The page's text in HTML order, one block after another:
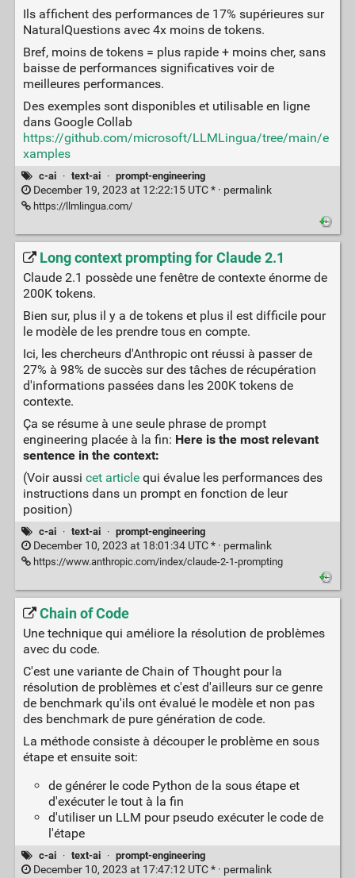
Ils affichent des performances de 17% supérieures sur
NaturalQuestions avec 4x moins de tokens.
Bref, moins de tokens = plus rapide + moins cher, sans
baisse de performances significatives voir de
meilleures performances.
Des exemples sont disponibles et utilisable en ligne
dans Google Collab
https://github.com/microsoft/LLMLingua/tree/main/e
xamples
c-ai · text-ai · prompt-engineering
December 19, 2023 at 12:22:15 UTC * · permalink
https://llmlingua.com/
Long context prompting for Claude 2.1
Claude 2.1 possède une fenêtre de contexte énorme de
200K tokens.
Bien sur, plus il y a de tokens et plus il est difficile pour
le modèle de les prendre tous en compte.
Ici, les chercheurs d'Anthropic ont réussi à passer de
27% à 98% de succès sur des tâches de récupération
d'informations passées dans les 200K tokens de
contexte.
Ça se résume à une seule phrase de prompt
engineering placée à la fin: Here is the most relevant
sentence in the context:
(Voir aussi cet articlequi évalue les performances des
instructions dans un prompt en fonction de leur
position)
c-ai · text-ai · prompt-engineering
December 10, 2023 at 18:01:34 UTC * · permalink
https://www.anthropic.com/index/claude-2-1-prompting
Chain of Code
Une technique qui améliore la résolution de problèmes
avec du code.
C'est une variante de Chain of Thought pour la
résolution de problèmes et c'est d'ailleurs sur ce genre
de benchmark qu'ils ont évalué le modèle et non pas
des benchmark de pure génération de code.
La méthode consiste à découper le problème en sous
étape et ensuite soit:
de générer le code Python de la sous étape et
d'exécuter le tout à la fin
d'utiliser un LLM pour pseudo exécuter le code de
l'étape
c-ai · text-ai · prompt-engineering
December 10, 2023 at 17:47:12 UTC * · permalink